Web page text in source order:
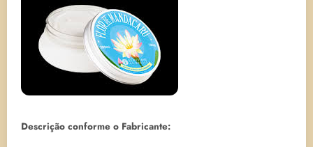
Descrição conforme o Fabricante: